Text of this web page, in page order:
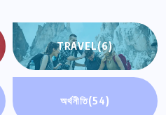
TRAVEL(6)
অর্থনীতি(54)